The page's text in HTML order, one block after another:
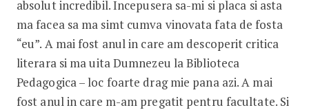
absolut incredibil. Incepusera sa-mi si placa si asta
ma facea sa ma simt cumva vinovata fata de fosta
“eu”. A mai fost anul in care am descoperit critica
literara si ma uita Dumnezeu la Biblioteca
Pedagogica – loc foarte drag mie pana azi. A mai
fost anul in care m-am pregatit pentru facultate. Si